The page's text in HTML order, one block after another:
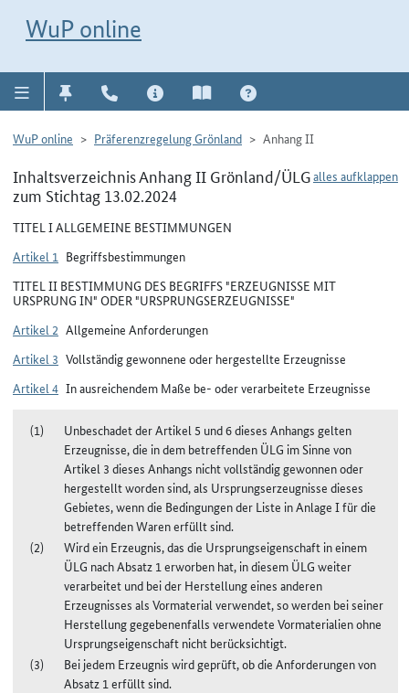
WuP online
WuP online Präferenzregelung Grönland Anhang II
alles aufklappen
Inhaltsverzeichnis Anhang II Grönland/ÜLG
zum Stichtag 13.02.2024
TITEL I ALLGEMEINE BESTIMMUNGEN
Artikel 1 Begriffsbestimmungen
TITEL II BESTIMMUNG DES BEGRIFFS "ERZEUGNISSE MIT
URSPRUNG IN" ODER "URSPRUNGSERZEUGNISSE"
Artikel 2 Allgemeine Anforderungen
Artikel 3 Vollständig gewonnene oder hergestellte Erzeugnisse
Artikel 4 In ausreichendem Maße be- oder verarbeitete Erzeugnisse
Unbeschadet der Artikel 5 und 6 dieses Anhangs gelten
Erzeugnisse, die in dem betreffenden ÜLG im Sinne von
Artikel 3 dieses Anhangs nicht vollständig gewonnen oder
hergestellt worden sind, als Ursprungserzeugnisse dieses
Gebietes, wenn die Bedingungen der Liste in Anlage I für die
betreffenden Waren erfüllt sind.
Wird ein Erzeugnis, das die Ursprungseigenschaft in einem
ÜLG nach Absatz 1 erworben hat, in diesem ÜLG weiter
verarbeitet und bei der Herstellung eines anderen
Erzeugnisses als Vormaterial verwendet, so werden bei seiner
Herstellung gegebenenfalls verwendete Vormaterialien ohne
Ursprungseigenschaft nicht berücksichtigt.
Bei jedem Erzeugnis wird geprüft, ob die Anforderungen von
Absatz 1 erfüllt sind.